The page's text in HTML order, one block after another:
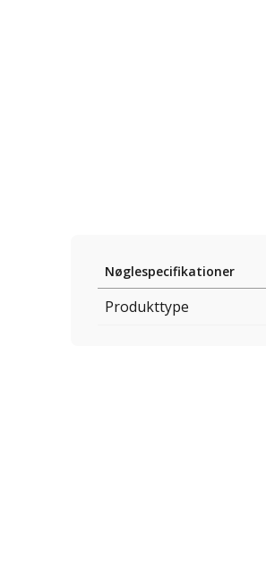
Nøglespecifikationer
Produkttype